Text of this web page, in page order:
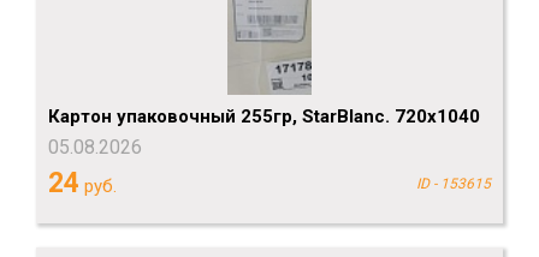
Картон упаковочный 255гр, StarBlanc. 720х1040
05.08.2026
24 руб. ID - 153615